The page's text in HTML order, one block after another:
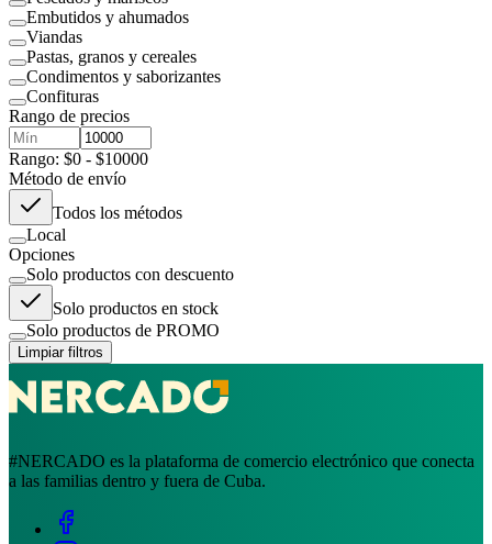
Embutidos y ahumados
Viandas
Pastas, granos y cereales
Condimentos y saborizantes
Confituras
Rango de precios
Rango: $0 - $10000
Método de envío
Todos los métodos
Local
Opciones
Solo productos con descuento
Solo productos en stock
Solo productos de PROMO
Limpiar filtros
#NERCADO es la plataforma de comercio electrónico que conecta
a las familias dentro y fuera de Cuba.